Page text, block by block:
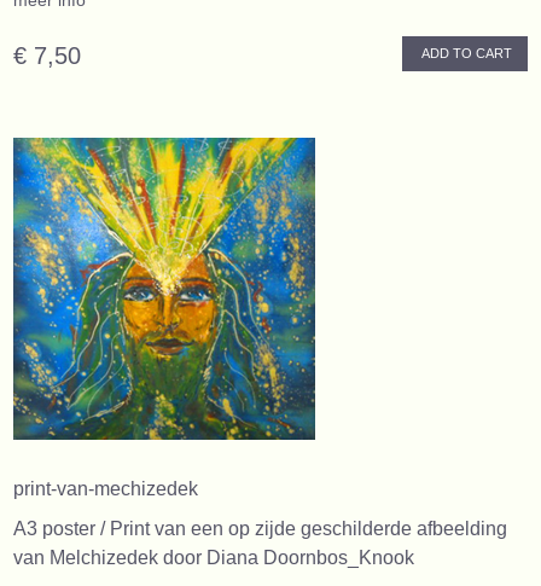
€ 7,50 ADD TO CART
print-van-mechizedek
A3 poster / Print van een op zijde geschilderde afbeelding
van Melchizedek door Diana Doornbos_Knook